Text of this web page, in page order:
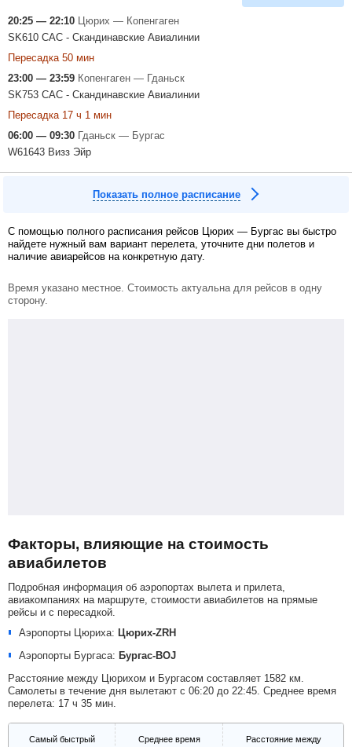
20:25 — 22:10 Цюрих — Копенгаген
SK610 САС - Скандинавские Авиалинии
Пересадка 50 мин
23:00 — 23:59 Копенгаген — Гданьск
SK753 САС - Скандинавские Авиалинии
Пересадка 17 ч 1 мин
06:00 — 09:30 Гданьск — Бургас
W61643 Визз Эйр
Показать полное расписание
С помощью полного расписания рейсов Цюрих — Бургас вы быстро
найдете нужный вам вариант перелета, уточните дни полетов и
наличие авиарейсов на конкретную дату.
Время указано местное. Стоимость актуальна для рейсов в одну
сторону.
Факторы, влияющие на стоимость
авиабилетов
Подробная информация об аэропортах вылета и прилета,
авиакомпаниях на маршруте, стоимости авиабилетов на прямые
рейсы и с пересадкой.
Аэропорты Цюриха: Цюрих-ZRH
Аэропорты Бургаса: Бургас-BOJ
Расстояние между Цюрихом и Бургасом составляет 1582 км.
Самолеты в течение дня вылетают с 06:20 до 22:45. Среднее время
перелета: 17 ч 35 мин.
Самый быстрый
Среднее время
Расстояние между